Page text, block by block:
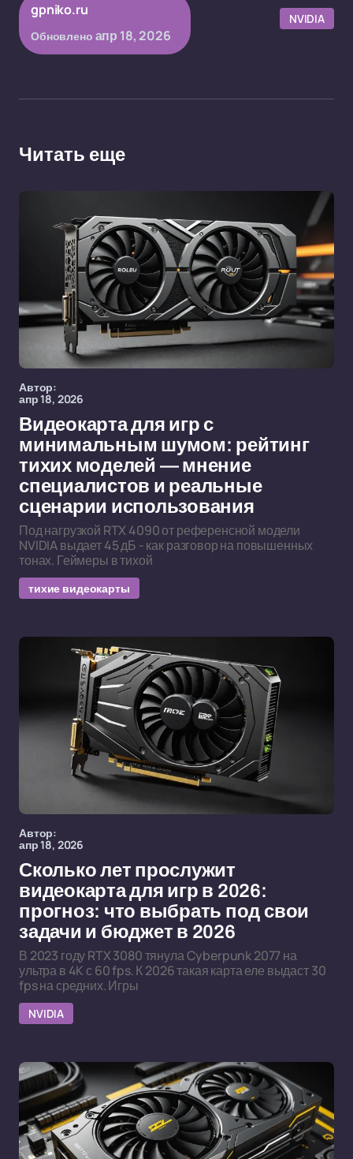
gpniko.ru
Обновлено апр 18, 2026
NVIDIA
Читать еще
Автор:
апр 18, 2026
Видеокарта для игр с
минимальным шумом: рейтинг
тихих моделей — мнение
специалистов и реальные
сценарии использования
Под нагрузкой RTX 4090 от референсной модели
NVIDIA выдает 45 дБ - как разговор на повышенных
тонах. Геймеры в тихой
тихие видеокарты
Автор:
апр 18, 2026
Сколько лет прослужит
видеокарта для игр в 2026:
прогноз: что выбрать под свои
задачи и бюджет в 2026
В 2023 году RTX 3080 тянула Cyberpunk 2077 на
ультра в 4K с 60 fps. К 2026 такая карта еле выдаст 30
fps на средних. Игры
NVIDIA